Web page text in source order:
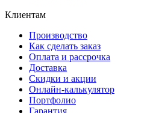
Клиентам
Производство
Как сделать заказ
Оплата и рассрочка
Доставка
Скидки и акции
Онлайн-калькулятор
Портфолио
Гарантия